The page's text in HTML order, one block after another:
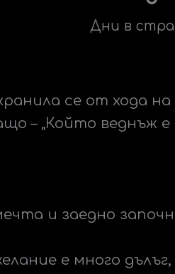
Дни в
се от хода
– „Който веднъж
и заедно
е много